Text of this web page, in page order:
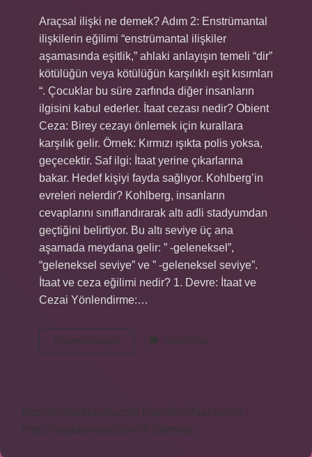
Araçsal ilişki ne demek? Adım 2: Enstrümantal
ilişkilerin eğilimi “enstrümantal ilişkiler
aşamasında eşitlik,” ahlaki anlayışın temeli “dir”
kötülüğün veya kötülüğün karşılıklı eşit kısımları
“. Çocuklar bu süre zarfında diğer insanların
ilgisini kabul ederler. İtaat cezası nedir? Obient
Ceza: Birey cezayı önlemek için kurallara
karşılık gelir. Örnek: Kırmızı ışıkta polis yoksa,
geçecektir. Saf ilgi: İtaat yerine çıkarlarına
bakar. Hedef kişiyi fayda sağlıyor. Kohlberg’in
evreleri nelerdir? Kohlberg, insanların
cevaplarını sınıflandırarak altı adli stadyumdan
geçtiğini belirtiyor. Bu altı seviye üç ana
aşamada meydana gelir: ” -geleneksel”,
“geleneksel seviye” ve ” -geleneksel seviye”.
İtaat ve ceza eğilimi nedir? 1. Devre: İtaat ve
Cezai Yönlendirme:…
Devamını okuyun
Itaat
Yorum Bırak
https://motorkulubu.com
https://mcifuar.com.tr
https://saytasinsaat.com.tr Sitemap